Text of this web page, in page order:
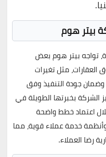
بيتر هوم
تواجهبيتر هومبعض
العقارات، مثلتغيرات
وضمان جودة التنفيذ وفق
الشركة بخبرتها الطويلة في
اعتمادخطط واضحة
خدمة عملاء قوية، مما
رضا العملاء.